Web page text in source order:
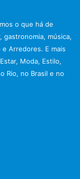
r
r
:
o que há de
música,
Arredores. E mais
Moda, Estilo,
Rio, no Brasil e no